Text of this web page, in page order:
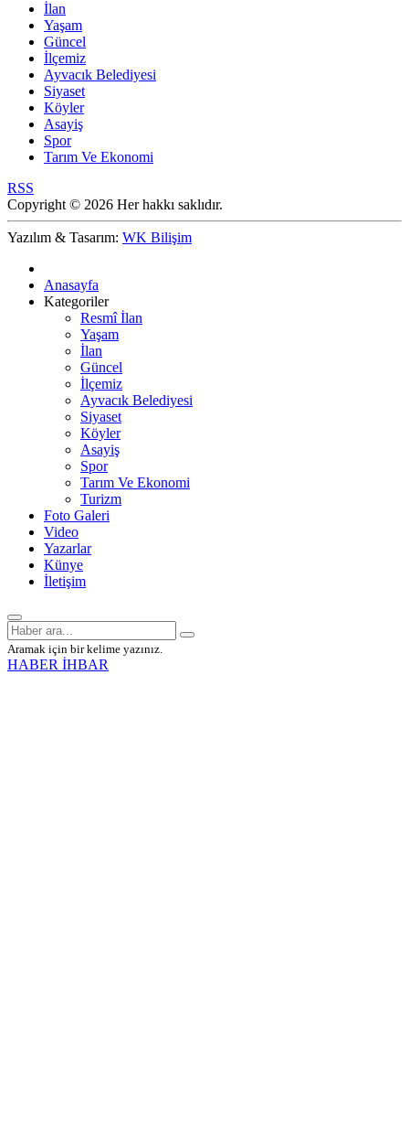
İlan
Yaşam
Güncel
İlçemiz
Ayvacık Belediyesi
Siyaset
Köyler
Asayiş
Spor
Tarım Ve Ekonomi
RSS
Copyright © 2026 Her hakkı saklıdır.
Yazılım & Tasarım: WK Bilişim
Anasayfa
Kategoriler
Resmî İlan
Yaşam
İlan
Güncel
İlçemiz
Ayvacık Belediyesi
Siyaset
Köyler
Asayiş
Spor
Tarım Ve Ekonomi
Turizm
Foto Galeri
Video
Yazarlar
Künye
İletişim
Aramak için bir kelime yazınız.
HABER İHBAR